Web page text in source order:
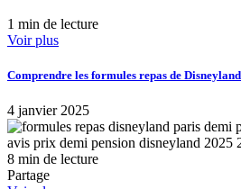
1 min de lecture
Voir plus
Comprendre les formules repas de
4 janvier 2025
8 min de lecture
Partage